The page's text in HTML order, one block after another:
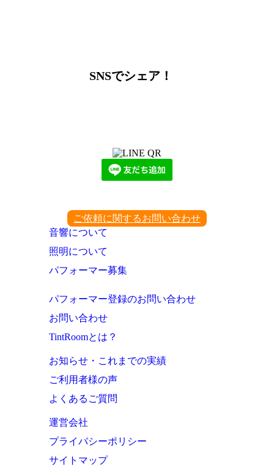
SNSでシェア！
ご依頼に関するお問い合わせ
音響について
照明について
パフォーマー募集
パフォーマー登録のお問い合わせ
お問い合わせ
TintRoomとは？
お知らせ・これまでの実績
ご利用者様の声
よくあるご質問
運営会社
プライバシーポリシー
サイトマップ